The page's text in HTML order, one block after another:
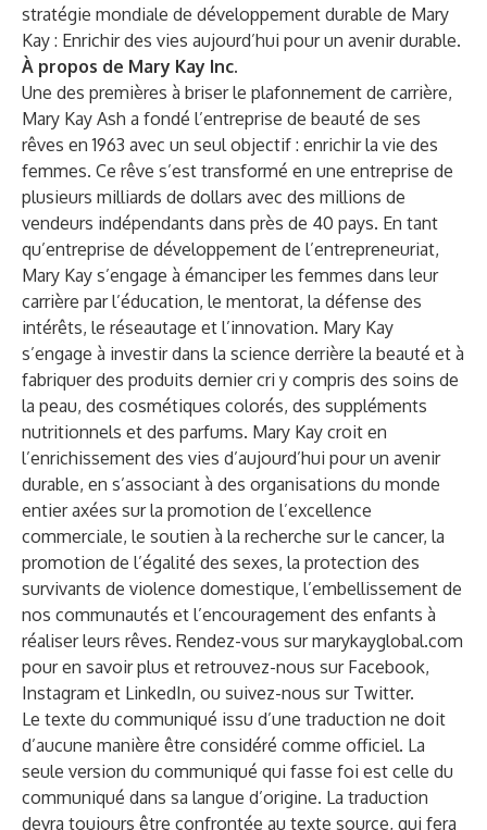
stratégie mondiale de développement durable de Mary
Kay : Enrichir des vies aujourd’hui pour un avenir durable.
À propos de Mary Kay Inc.
Une des premières à briser le plafonnement de carrière,
Mary Kay Ash a fondé l’entreprise de beauté de ses
rêves en 1963 avec un seul objectif : enrichir la vie des
femmes. Ce rêve s’est transformé en une entreprise de
plusieurs milliards de dollars avec des millions de
vendeurs indépendants dans près de 40 pays. En tant
qu’entreprise de développement de l’entrepreneuriat,
Mary Kay s’engage à émanciper les femmes dans leur
carrière par l’éducation, le mentorat, la défense des
intérêts, le réseautage et l’innovation. Mary Kay
s’engage à investir dans la science derrière la beauté et à
fabriquer des produits dernier cri y compris des soins de
la peau, des cosmétiques colorés, des suppléments
nutritionnels et des parfums. Mary Kay croit en
l’enrichissement des vies d’aujourd’hui pour un avenir
durable, en s’associant à des organisations du monde
entier axées sur la promotion de l’excellence
commerciale, le soutien à la recherche sur le cancer, la
promotion de l’égalité des sexes, la protection des
survivants de violence domestique, l’embellissement de
nos communautés et l’encouragement des enfants à
réaliser leurs rêves. Rendez-vous surmarykayglobal.com
pour en savoir plus et retrouvez-nous sur Facebook,
Instagram et LinkedIn, ou suivez-nous sur Twitter.
Le texte du communiqué issu d’une traduction ne doit
d’aucune manière être considéré comme officiel. La
seule version du communiqué qui fasse foi est celle du
communiqué dans sa langue d’origine. La traduction
devra toujours être confrontée au texte source, qui fera